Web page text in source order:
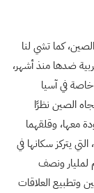
كما تشي لنا
ضدها منذ أشهر،
في آسيا
الصين نظرًا
معها، وقلقهما
يتركز سكانها في
لمليار ونصف
وتطبيع العلاقات